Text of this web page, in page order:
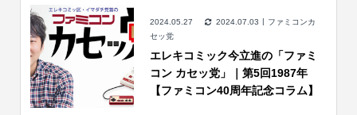
2024.05.27 2024.07.03
ファミコンカ
セッ党
エレキコミック今立進の「ファミ
コン カセッ党」｜第5回1987年
【ファミコン40周年記念コラム】